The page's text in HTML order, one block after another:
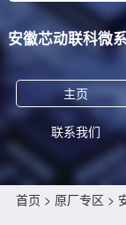
安徽芯动联科微
主页
联系我们
首页 > 原厂专区 >